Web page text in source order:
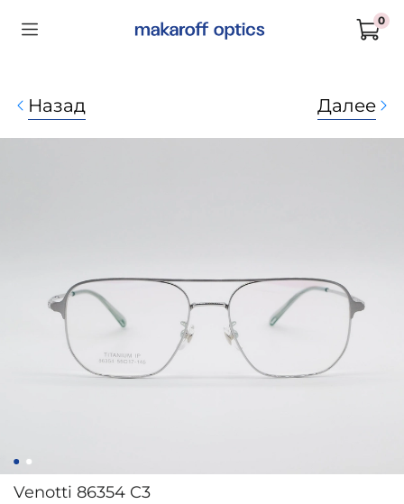
0
Назад Далее
Venotti 86354 C3